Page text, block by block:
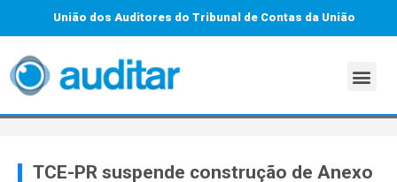
União dos Auditores do Tribunal de Contas da União
TCE-PR suspende construção de Anexo